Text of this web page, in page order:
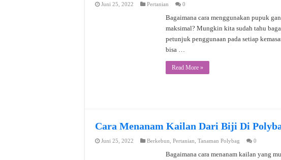
Juni 25, 2022 Pertanian 0
Bagaimana cara menggunakan pupuk
maksimal? Mungkin kita sudah tahu
petunjuk penggunaan pada setiap
bisa …
Read More »
Cara Menanam Kailan Dari Biji Di
Juni 25, 2022 Berkebun Pertanian Tanaman Polybag 0
Bagaimana cara menanam kailan yang